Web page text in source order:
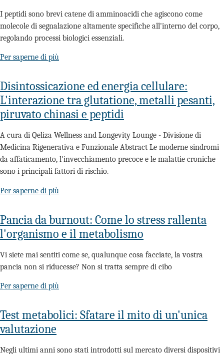
I peptidi sono brevi catene di amminoacidi che agiscono come
molecole di segnalazione altamente specifiche all'interno del corpo,
regolando processi biologici essenziali.
Per saperne di più
Disintossicazione ed energia cellulare:
L'interazione tra glutatione, metalli pesanti,
piruvato chinasi e peptidi
A cura di Qeliza Wellness and Longevity Lounge - Divisione di
Medicina Rigenerativa e Funzionale Abstract Le moderne sindromi
da affaticamento, l'invecchiamento precoce e le malattie croniche
sono i principali fattori di rischio.
Per saperne di più
Pancia da burnout: Come lo stress rallenta
l'organismo e il metabolismo
Vi siete mai sentiti come se, qualunque cosa facciate, la vostra
pancia non si riducesse? Non si tratta sempre di cibo
Per saperne di più
Test metabolici: Sfatare il mito di un'unica
valutazione
Negli ultimi anni sono stati introdotti sul mercato diversi dispositivi